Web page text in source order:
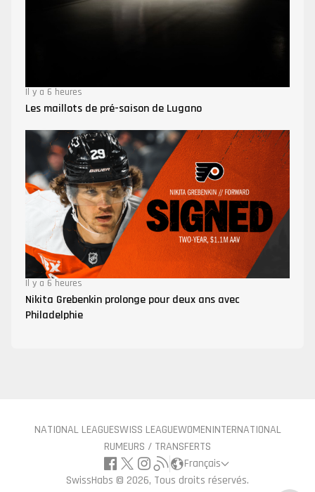
Il y a 6 heures
Les maillots de pré-saison de Lugano
Il y a 6 heures
Nikita Grebenkin prolonge pour deux ans avec
Philadelphie
NATIONAL LEAGUESWISS LEAGUEWOMENINTERNATIONAL
RUMEURS / TRANSFERTS
Français
SwissHabs © 2026, Tous droits réservés.